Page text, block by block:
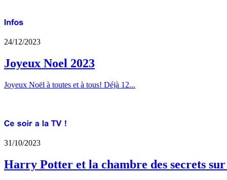
24/12/2023
Joyeux Noel 2023
Joyeux Noël à toutes et à tous! Déjà 12...
31/10/2023
Harry Potter et la chambre des secrets